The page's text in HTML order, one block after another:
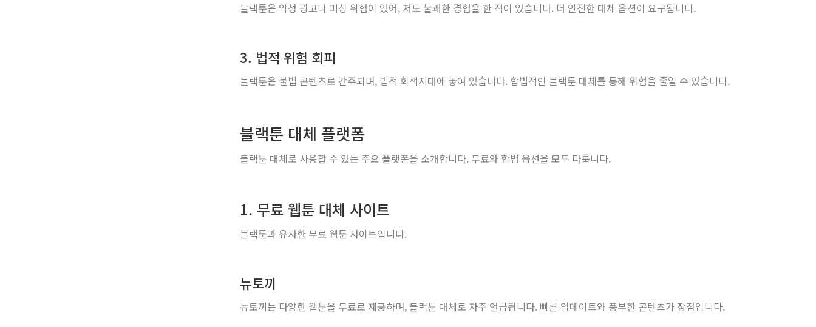
블랙툰은 악성 광고나 피싱 위험이 있어, 저도 불쾌한 경험을 한 적이 있습니다. 더 안전한 대체 옵션이 요구됩니다.
3. 법적 위험 회피
블랙툰은 불법 콘텐츠로 간주되며, 법적 회색지대에 놓여 있습니다. 합법적인 블랙툰 대체를 통해 위험을 줄일 수 있습니다.
블랙툰 대체 플랫폼
블랙툰 대체로 사용할 수 있는 주요 플랫폼을 소개합니다. 무료와 합법 옵션을 모두 다룹니다.
1. 무료 웹툰 대체 사이트
블랙툰과 유사한 무료 웹툰 사이트입니다.
뉴토끼
뉴토끼는 다양한 웹툰을 무료로 제공하며, 블랙툰 대체로 자주 언급됩니다. 빠른 업데이트와 풍부한 콘텐츠가 장점입니다.